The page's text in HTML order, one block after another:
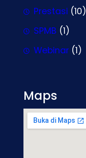
Prestasi (10)
SPMB (1)
Webinar (1)
Maps